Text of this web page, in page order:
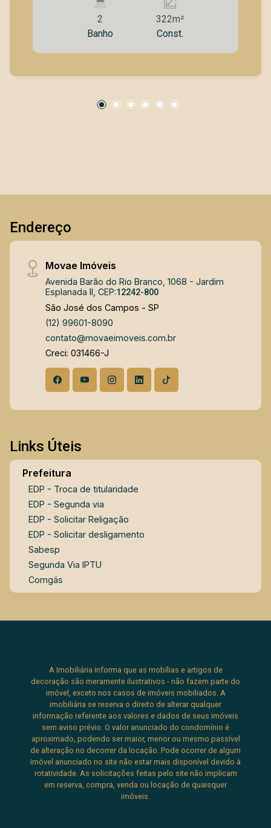
áreas mais nobres e valorizadas de São José
dos Campos. O endereço perfeito para quem
busca credibilidade e infraestrutura de ponta.
São 321m² contando com: - 2 banheiros
em vidro - Estacionamento para visitantes Esse
EXCLUSIVIDADE MOVAE IMÓVEIS, contando
prática!
2
Banho
322m²
Const.
Endereço
Movae Imóveis
Avenida Barão do Rio Branco, 1068 - Jardim
Esplanada II, CEP:12242-800
São José dos Campos - SP
(12) 99601-8090
contato@movaeimoveis.com.br
Creci: 031466-J
Links Úteis
Prefeitura
EDP - Troca de titularidade
EDP - Segunda via
EDP - Solicitar Religação
EDP - Solicitar desligamento
Sabesp
Segunda Via IPTU
Comgás
A Imobiliária informa que as mobílias e artigos de
decoração são meramente ilustrativos - não fazem parte do
imóvel, exceto nos casos de imóveis mobiliados. A
imobiliária se reserva o direito de alterar qualquer
informação referente aos valores e dados de seus imóveis
sem aviso prévio. O valor anunciado do condomínio é
aproximado, podendo ser maior, menor ou mesmo passível
de alteração no decorrer da locação. Pode ocorrer de algum
imóvel anunciado no site não estar mais disponível devido à
rotatividade. As solicitações feitas pelo site não implicam
em reserva, compra, venda ou locação de quaisquer
imóveis.